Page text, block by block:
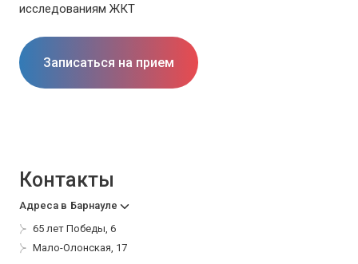
исследованиям ЖКТ
Записаться на прием
Контакты
Адреса в Барнауле
65 лет Победы, 6
Мало-Олонская, 17